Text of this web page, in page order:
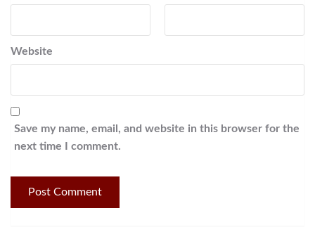
Website
Save my name, email, and website in this browser for the
next time I comment.